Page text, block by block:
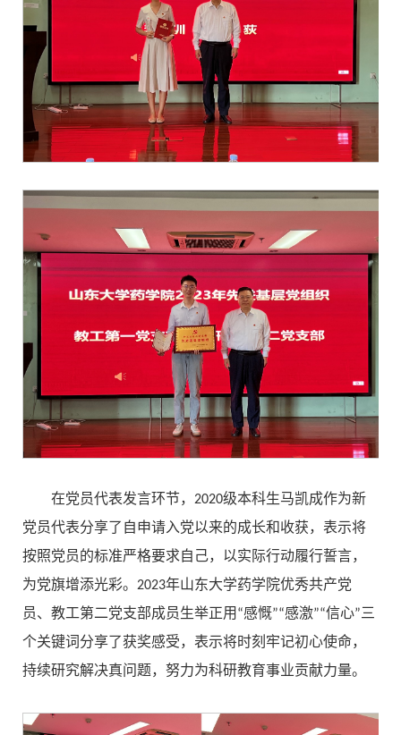
在党员代表发言环节，2020级本科生马凯成作为新
党员代表分享了自申请入党以来的成长和收获，表示将
按照党员的标准严格要求自己，以实际行动履行誓言，
为党旗增添光彩。2023年山东大学药学院优秀共产党
员、教工第二党支部成员生举正用“感慨”“感激”“信心”三
个关键词分享了获奖感受，表示将时刻牢记初心使命，
持续研究解决真问题，努力为科研教育事业贡献力量。